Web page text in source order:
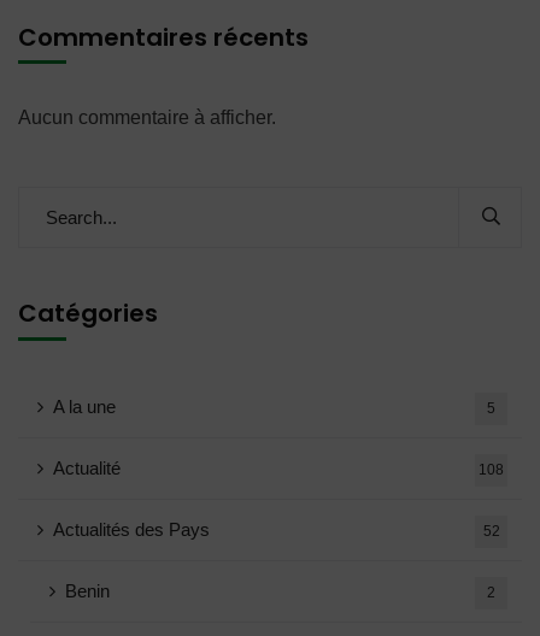
Commentaires récents
Aucun commentaire à afficher.
Catégories
A la une 5
Actualité 108
Actualités des Pays 52
Benin 2